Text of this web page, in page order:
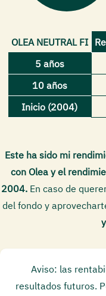
OLEA NEUTRAL FI
5 años
10 años
Inicio (2004)
Este ha sido mi
con Olea y el
2004. En caso de
del fondo y
Aviso: las
resultados futuros.